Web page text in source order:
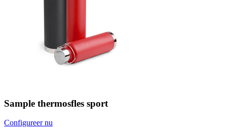
Sample thermosfles sport
Configureer nu